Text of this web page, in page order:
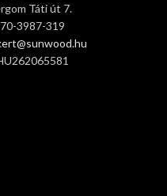
Táti út 7.
3987-319